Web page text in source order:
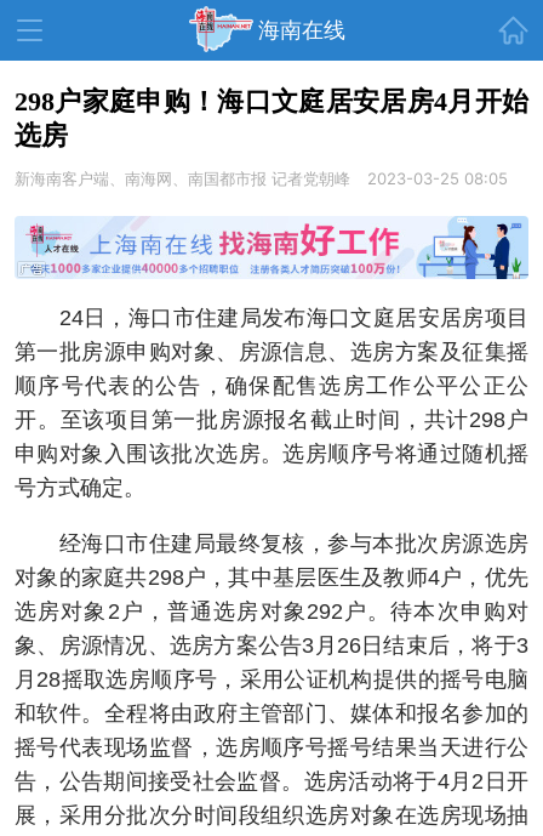
海南在线
资讯中心
教育 健康 房产
生活 演出 活动
展会 走读海南 周末去哪儿
人才在线 天涯企服
​298户家庭申购！海口文庭居安居房4月开始
选房
新海南客户端、南海网、南国都市报 记者党朝峰 2023-03-25 08:05
24日，海口市住建局发布海口文庭居安居房项目
第一批房源申购对象、房源信息、选房方案及征集摇
顺序号代表的公告，确保配售选房工作公平公正公
开。至该项目第一批房源报名截止时间，共计298户
申购对象入围该批次选房。选房顺序号将通过随机摇
号方式确定。
经海口市住建局最终复核，参与本批次房源选房
对象的家庭共298户，其中基层医生及教师4户，优先
选房对象2户，普通选房对象292户。待本次申购对
象、房源情况、选房方案公告3月26日结束后，将于3
月28摇取选房顺序号，采用公证机构提供的摇号电脑
和软件。全程将由政府主管部门、媒体和报名参加的
摇号代表现场监督，选房顺序号摇号结果当天进行公
告，公告期间接受社会监督。选房活动将于4月2日开
展，采用分批次分时间段组织选房对象在选房现场抽